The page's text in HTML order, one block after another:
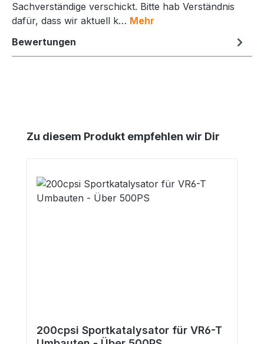
Sachverständige verschickt. Bitte hab Verständnis
dafür, dass wir aktuell k… Mehr
Bewertungen
Produktgalerie überspringen
Zu diesem Produkt empfehlen wir Dir
200cpsi Sportkatalysator für VR6-T